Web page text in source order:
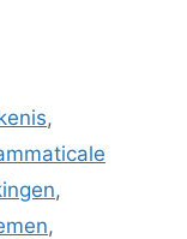
,
,
,